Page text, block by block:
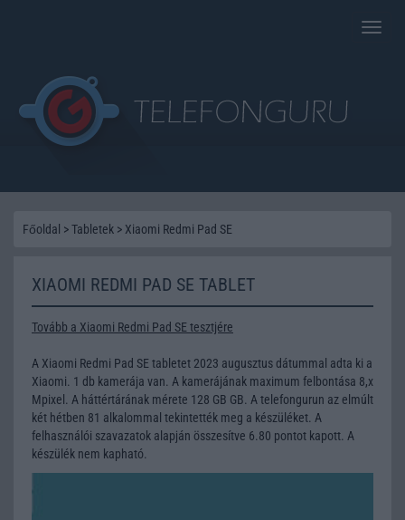
Toggle
Főoldal >Tabletek > Xiaomi Redmi Pad SE
XIAOMI REDMI PAD SE TABLET
Tovább a Xiaomi Redmi Pad SE tesztjére
A Xiaomi Redmi Pad SE tabletet 2023 augusztus dátummal adta ki a
Xiaomi. 1 db kamerája van. A kamerájának maximum felbontása 8,x
Mpixel. A háttértárának mérete 128 GB GB. A telefongurun az elmúlt
két hétben 81 alkalommal tekintették meg a készüléket. A
felhasználói szavazatok alapján összesítve 6.80 pontot kapott. A
készülék nem kapható.